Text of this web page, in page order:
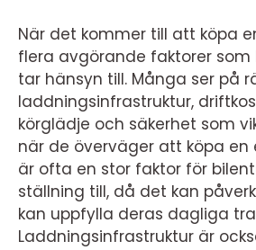
När det kommer till att köpa
flera avgörande faktorer som
tar hänsyn till. Många ser på
laddningsinfrastruktur,
körglädje och säkerhet som
när de överväger att köpa en
är ofta en stor faktor för
ställning till, då det kan
kan uppfylla deras dagliga
Laddningsinfrastruktur är